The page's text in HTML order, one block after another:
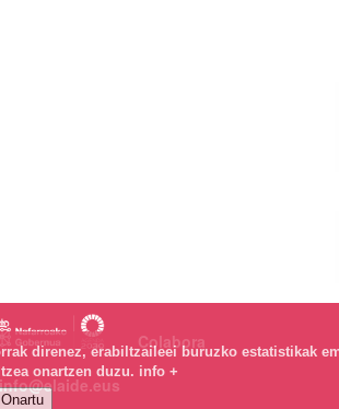
Colabora
direnez, erabiltzaileei buruzko estatistikak
onartzen duzu. info +